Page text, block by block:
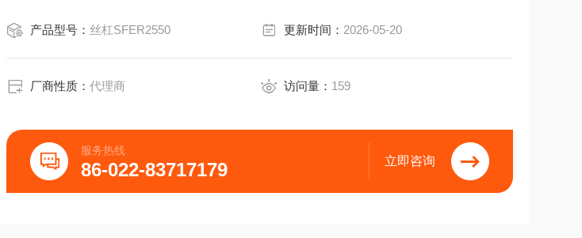
产品型号： 丝杠SFER2550 更新时间： 2026-05-20
厂商性质：代理商 访问量： 159
服务热线
86-022-83717179 立即咨询